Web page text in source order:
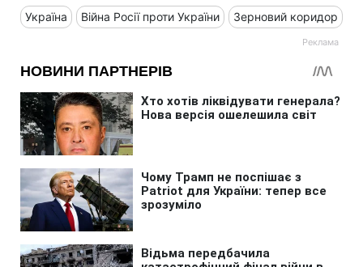
Україна Війна Росії проти України Зерновий коридор